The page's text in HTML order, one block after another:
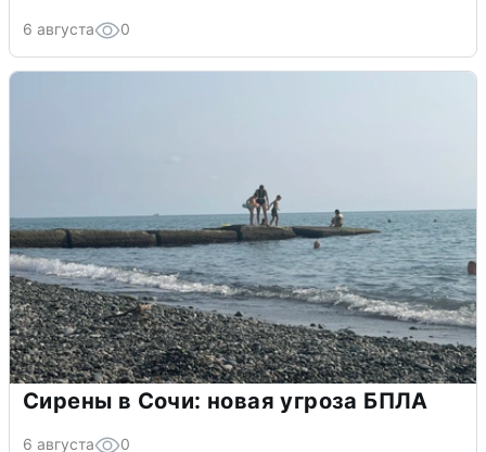
6 августа 0
Сирены в Сочи: новая угроза БПЛА
6 августа 0